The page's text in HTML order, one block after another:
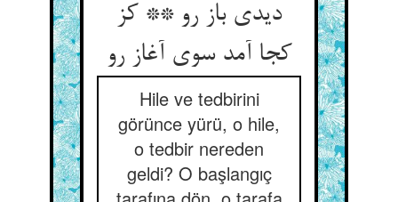
دیدی باز رو ** کز
کجا آمد سوی آغاز رو
Hile ve tedbirini
görünce yürü, o hile,
o tedbir nereden
geldi? O başlangıç